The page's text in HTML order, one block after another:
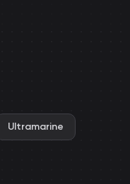
Ultramarine